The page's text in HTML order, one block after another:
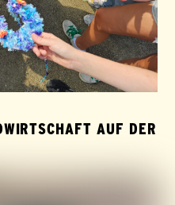
AUF DER G